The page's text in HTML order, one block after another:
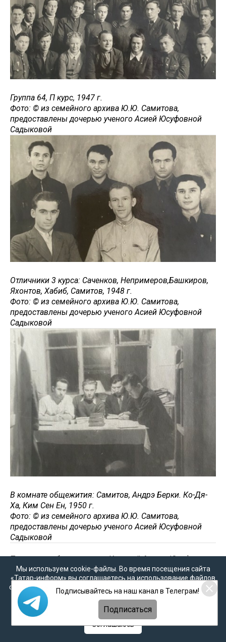
Группа 64, П курс, 1947 г.
Фото: © из семейного архива Ю.Ю. Самитова,
предоставлены дочерью ученого Асией Юсуфовной
Садыковой
Отличники 3 курса: Саченков, Непримеров,Башкиров,
Яхонтов, Хабиб, Самитов, 1948 г.
Фото: © из семейного архива Ю.Ю. Самитова,
предоставлены дочерью ученого Асией Юсуфовной
Садыковой
В комнате общежития: Самитов, Андрэ Берки. Ко-Дя-
Ха, Ким Сен Ен, 1950 г.
Фото: © из семейного архива Ю.Ю. Самитова,
предоставлены дочерью ученого Асией Юсуфовной
Садыковой
После демобилизации из Красной Армии Юсуф
Юнусович поступил на физико- математический
факультет Казанского государственного
университета. Как фронтовик, переживший ужасы
войны, он подходил к высшему образованию с
особой серьёзностью и ответственностью. Несмотря
на трудность изучаемых дисциплин и сложные
бытовые условия, Самитов проявил исключительное
Мы используем cookie-файлы. Во время посещения сайта
«Татар-информ» вы соглашаетесь на использование файлов
cookie в соответствии с настоящим уведомлением, согласием
наобработку персональных данных,Политикой о
персональных данных
Политикой конфиденциальности
Соглашаюсь
Подписывайтесь на наш канал в Телеграм!
Подписаться